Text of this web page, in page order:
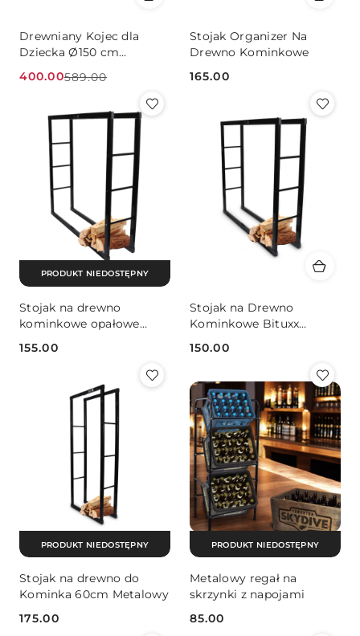
Drewniany Kojec dla
Dziecka Ø150 cm
Bezpieczny i Stabilny
Cena
400.00
Cena
promocją:
589.00
Stojak Organizer Na
Drewno Kominkowe
Cena:
165.00
Stojak na drewno
kominkowe opałowe
Cena:
155.00
PRODUKT NIEDOSTĘPNY
Stojak na Drewno
Kominkowe Bituxx
Design 100 cm Duża
Cena:
150.00
Stojak na drewno do
Kominka 60cm Metalowy
Cena:
175.00
PRODUKT NIEDOSTĘPNY
Metalowy regał na
skrzynki z napojami
Cena:
85.00
PRODUKT NIEDOSTĘPNY